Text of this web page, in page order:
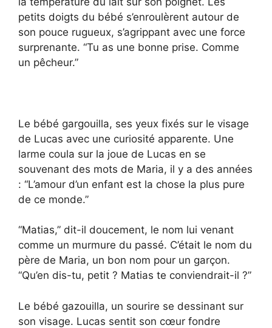
petits doigts du bébé s’enroulèrent autour de
son pouce rugueux, s’agrippant avec une force
surprenante. “Tu as une bonne prise. Comme
un pêcheur.”
Le bébé gargouilla, ses yeux fixés sur le visage
de Lucas avec une curiosité apparente. Une
larme coula sur la joue de Lucas en se
souvenant des mots de Maria, il y a des années
: “L’amour d’un enfant est la chose la plus pure
de ce monde.”
“Matias,” dit-il doucement, le nom lui venant
comme un murmure du passé. C’était le nom du
père de Maria, un bon nom pour un garçon.
“Qu’en dis-tu, petit ? Matias te conviendrait-il ?”
Le bébé gazouilla, un sourire se dessinant sur
son visage. Lucas sentit son cœur fondre